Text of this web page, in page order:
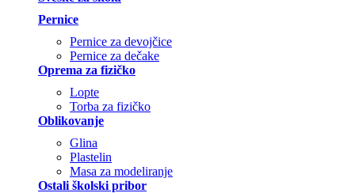
Pernice
Pernice za devojčice
Pernice za dečake
Oprema za fizičko
Lopte
Torba za fizičko
Oblikovanje
Glina
Plastelin
Masa za modeliranje
Ostali školski pribor